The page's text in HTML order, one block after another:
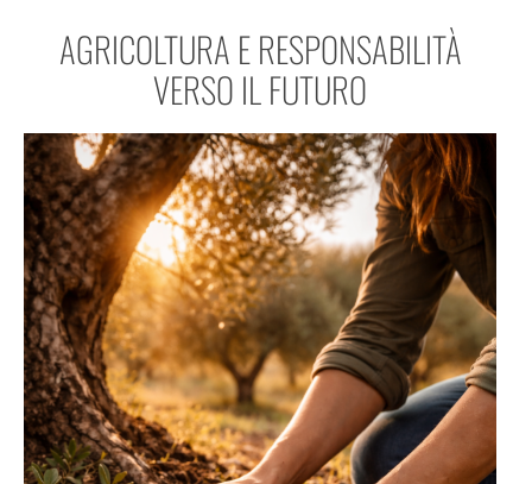
AGRICOLTURA E RESPONSABILITÀ
VERSO IL FUTURO